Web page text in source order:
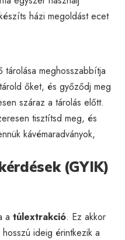
házi megoldást ecet
meghosszabbítja
tárold őket, és győződj meg
száraz a tárolás előtt.
tisztítsd meg, és
kávémaradványok,
(GYIK)
a túlextrakció. Ez akkor
ideig érintkezik a